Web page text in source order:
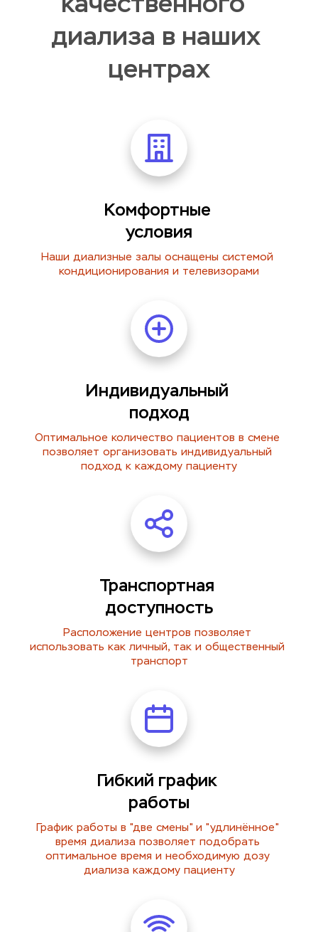
диализа в наших
центрах
Комфортные
условия
Наши диализные залы оснащены системой
кондиционирования и телевизорами
Индивидуальный
подход
Оптимальное количество пациентов в смене
позволяет организовать индивидуальный
подход к каждому пациенту
Транспортная
доступность
Расположение центров позволяет
использовать как личный, так и общественный
транспорт
Гибкий график
работы
График работы в "две смены" и "удлинённое"
время диализа позволяет подобрать
оптимальное время и необходимую дозу
диализа каждому пациенту